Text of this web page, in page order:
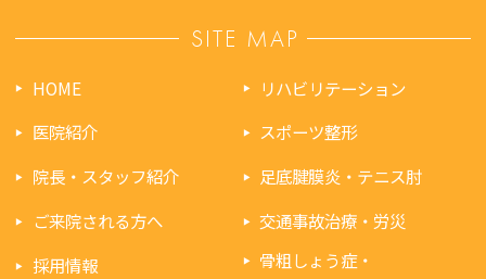
SITE MAP
HOME
医院紹介
院長・スタッフ紹介
ご来院される方へ
採用情報
リハビリテーション
スポーツ整形
足底腱膜炎・テニス肘
交通事故治療・労災
骨粗しょう症・